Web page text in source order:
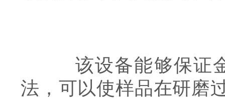
该设备能够保证金
法，可以使样品在研磨